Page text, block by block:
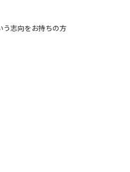
う志向をお持ちの方